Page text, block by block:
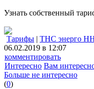
Узнать собственный
Тарифы | ТНС энерго
06.02.2019 в 12:07
комментировать
Интересно Вам
Больше не интересно
(0)